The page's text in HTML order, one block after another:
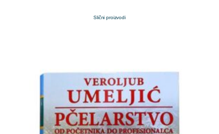
Slični proizvodi